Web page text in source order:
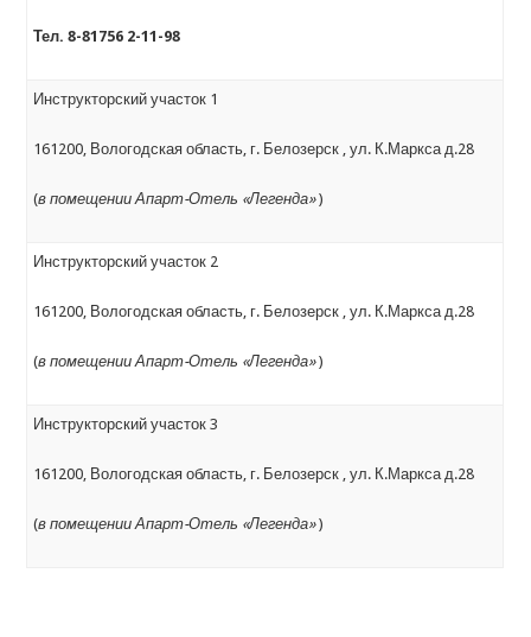
Тел. 8-81756 2-11-98
Инструкторский участок 1
161200, Вологодская область, г. Белозерск , ул. К.Маркса д.28
(в помещении Апарт-Отель «Легенда»)
Инструкторский участок 2
161200, Вологодская область, г. Белозерск , ул. К.Маркса д.28
(в помещении Апарт-Отель «Легенда»)
Инструкторский участок 3
161200, Вологодская область, г. Белозерск , ул. К.Маркса д.28
(в помещении Апарт-Отель «Легенда»)